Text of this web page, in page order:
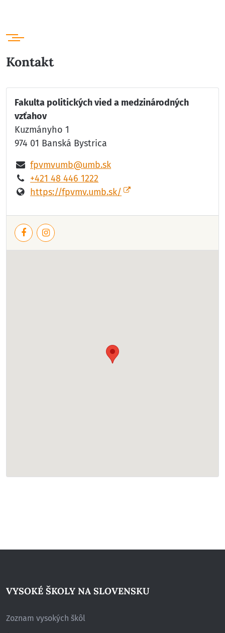
Kontakt
Fakulta politických vied a medzinárodných
vzťahov
Kuzmányho 1
974 01 Banská Bystrica
fpvmvumb@umb.sk
+421 48 446 1222
https://fpvmv.umb.sk/
FacebookInstagram
VYSOKÉ ŠKOLY NA SLOVENSKU
Zoznam vysokých škôl